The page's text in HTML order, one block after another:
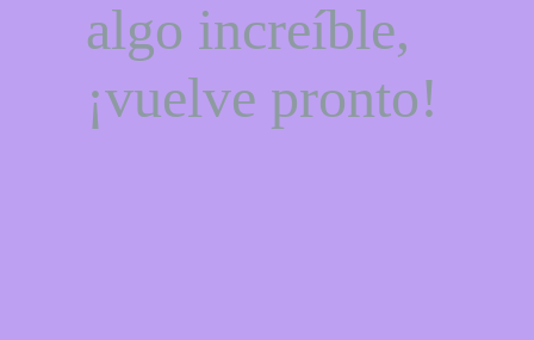
algo increíble,
¡vuelve pronto!